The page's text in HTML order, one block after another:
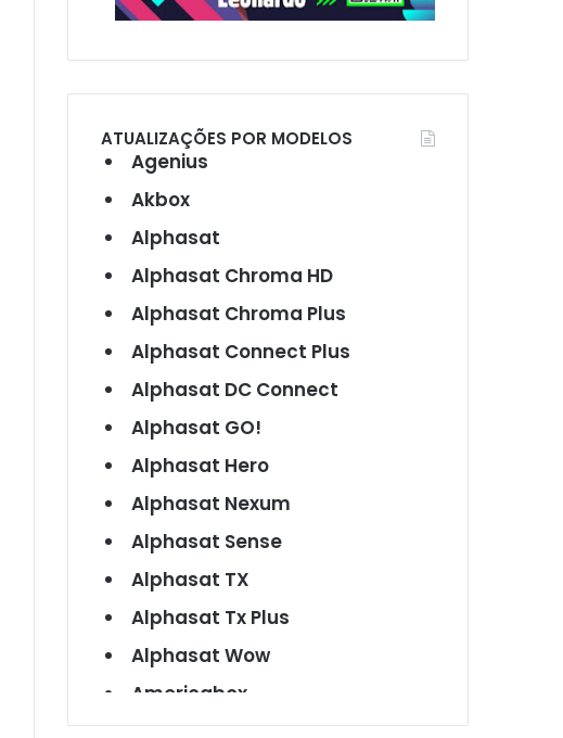
ATUALIZAÇÕES POR MODELOS
Agenius
Akbox
Alphasat
Alphasat Chroma HD
Alphasat Chroma Plus
Alphasat Connect Plus
Alphasat DC Connect
Alphasat GO!
Alphasat Hero
Alphasat Nexum
Alphasat Sense
Alphasat TX
Alphasat Tx Plus
Alphasat Wow
Americabox
Americabox S101